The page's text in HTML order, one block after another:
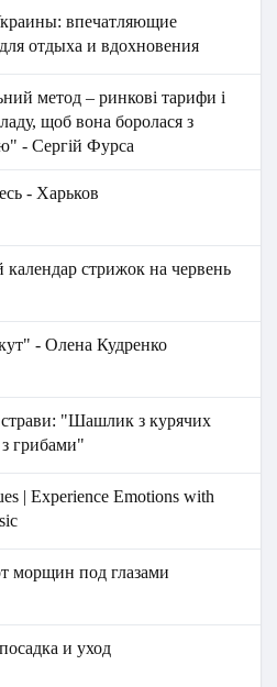
впечатляющие
отдыха и вдохновения
метод – ринкові тарифи і
щоб вона боролася з
- Сергій Фурса
- Харьков
календар стрижок на червень
- Олена Кудренко
страви: "Шашлик з курячих
з грибами"
| Experience Emotions with
морщин под глазами
и уход